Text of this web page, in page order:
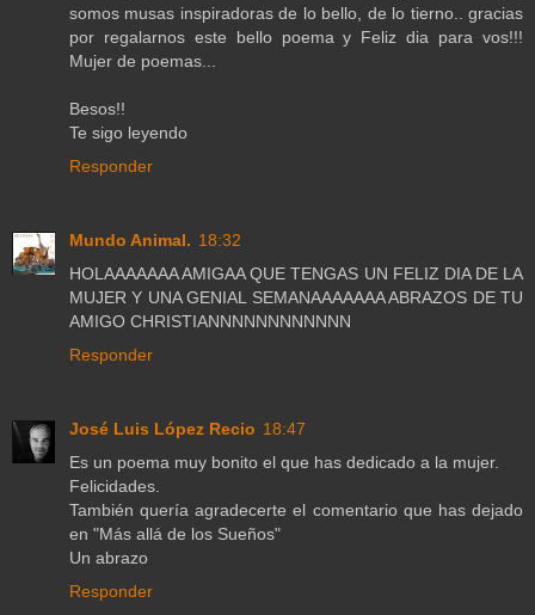
somos musas inspiradoras de lo bello, de lo tierno.. gracias
por regalarnos este bello poema y Feliz dia para vos!!!
Mujer de poemas...
Besos!!
Te sigo leyendo
Responder
Mundo Animal. 18:32
HOLAAAAAAA AMIGAA QUE TENGAS UN FELIZ DIA DE LA
MUJER Y UNA GENIAL SEMANAAAAAAA ABRAZOS DE TU
AMIGO CHRISTIANNNNNNNNNNNN
Responder
José Luis López Recio 18:47
Es un poema muy bonito el que has dedicado a la mujer.
Felicidades.
También quería agradecerte el comentario que has dejado
en "Más allá de los Sueños"
Un abrazo
Responder